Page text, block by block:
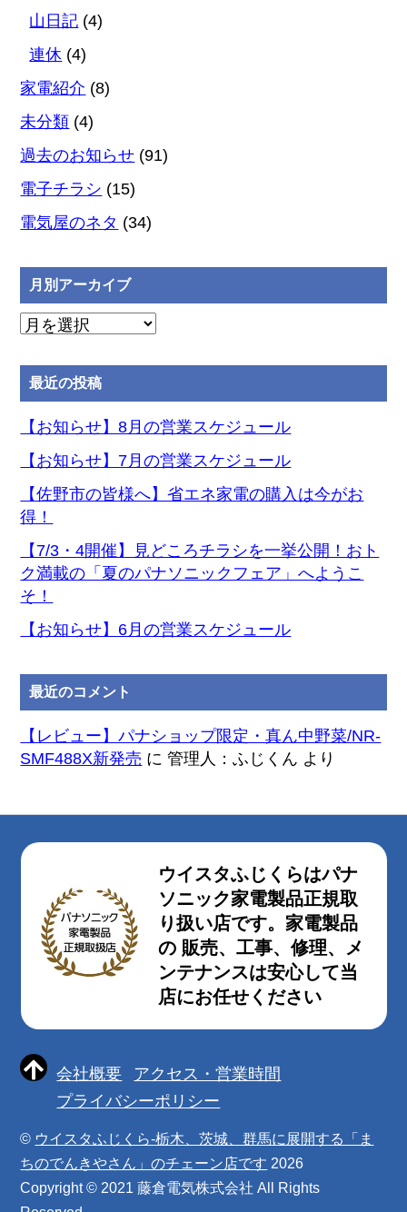
山日記 (4)
連休 (4)
家電紹介 (8)
未分類 (4)
過去のお知らせ (91)
電子チラシ (15)
電気屋のネタ (34)
月別アーカイブ
月
ア
ー
カ
ブ
最近の投稿
【お知らせ】8月の営業スケジュール
【お知らせ】7月の営業スケジュール
【佐野市の皆様へ】省エネ家電の購入は今がお
得！
【7/3・4開催】見どころチラシを一挙公開！おト
ク満載の「夏のパナソニックフェア」へようこ
そ！
【お知らせ】6月の営業スケジュール
最近のコメント
【レビュー】パナショップ限定・真ん中野菜/NR-
SMF488X新発売 に管理人：ふじくん より
ウイスタふじくらはパナ
ソニック家電製品正規取
り扱い店です。家電製品
の 販売、工事、修理、メ
ンテナンスは安心して当
店にお任せください
会社概要
アクセス・営業時間
プライバシーポリシー
© ウイスタふじくら-栃木、茨城、群馬に展開する「ま
ちのでんきやさん」のチェーン店です 2026
Copyright © 2021 藤倉電気株式会社 All Rights